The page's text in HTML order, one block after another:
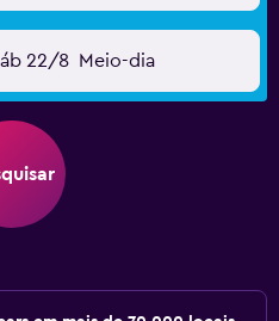
22/8 Meio-dia